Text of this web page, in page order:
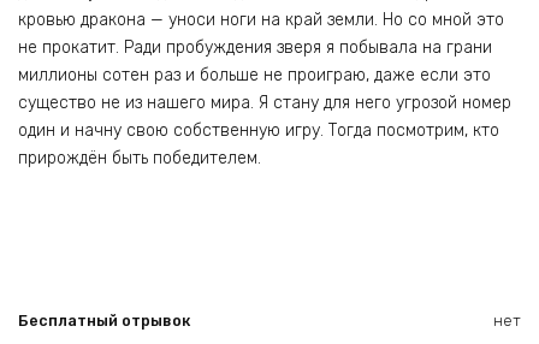
кровью дракона — уноси ноги на край земли. Но со мной это
не прокатит. Ради пробуждения зверя я побывала на грани
миллионы сотен раз и больше не проиграю, даже если это
существо не из нашего мира. Я стану для него угрозой номер
один и начну свою собственную игру. Тогда посмотрим, кто
прирождён быть победителем.
Бесплатный отрывок нет